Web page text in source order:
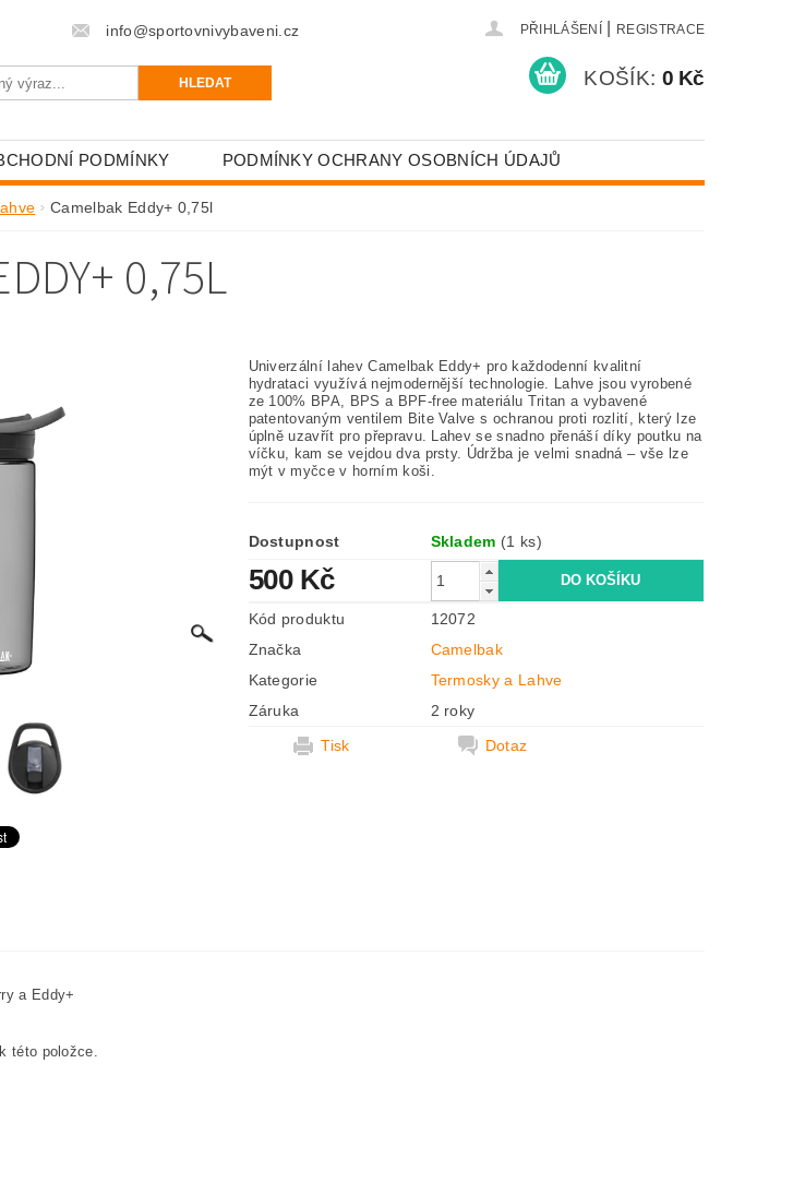
info@sportovnivybaveni.cz PŘIHLÁŠENÍ REGISTRACE
KOŠÍK: 0 Kč
PODMÍNKY PODMÍNKY OCHRANY OSOBNÍCH ÚDAJŮ
Camelbak Eddy+ 0,75l
0,75L
Univerzální lahev Camelbak Eddy+ pro každodenní kvalitní
hydrataci využívá nejmodernější technologie. Lahve jsou vyrobené
ze 100% BPA, BPS a BPF-free materiálu Tritan a vybavené
patentovaným ventilem Bite Valve s ochranou proti rozlití, který lze
úplně uzavřít pro přepravu. Lahev se snadno přenáší díky poutku na
víčku, kam se vejdou dva prsty. Údržba je velmi snadná – vše lze
mýt v myčce v horním koši.
Dostupnost Skladem (1 ks)
500 Kč
Kód produktu
12072
Značka
Camelbak
Kategorie
Termosky a Lahve
Záruka
2 roky
Tisk
Dotaz
a Eddy+
této položce.